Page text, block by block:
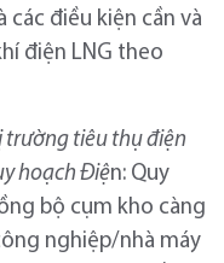
các điều kiện cần và
điện LNG theo
tiêu thụ điện
hoạch Điện: Quy
bộ cụm kho càng
nghiệp/nhà máy